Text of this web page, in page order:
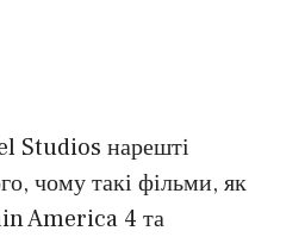
Studios нарешті
чому такі фільми, як
America 4 та